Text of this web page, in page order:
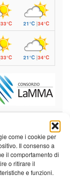
come i cookie per
Il consenso a
il comportamento di
o ritirare il
e funzioni.
33°C 21°C |34°C
33°C 21°C |34°C
Set »
S
D